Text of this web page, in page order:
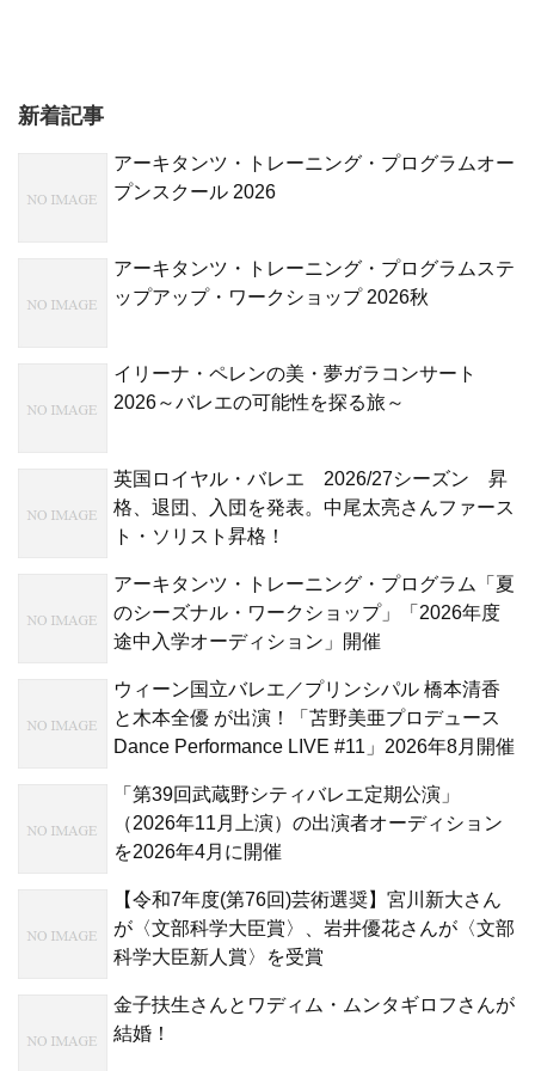
新着記事
アーキタンツ・トレーニング・プログラムオー
プンスクール 2026
アーキタンツ・トレーニング・プログラムステ
ップアップ・ワークショップ 2026秋
イリーナ・ペレンの美・夢ガラコンサート
2026～バレエの可能性を探る旅～
英国ロイヤル・バレエ 2026/27シーズン 昇
格、退団、入団を発表。中尾太亮さんファース
ト・ソリスト昇格！
アーキタンツ・トレーニング・プログラム「夏
のシーズナル・ワークショップ」「2026年度
途中入学オーディション」開催
ウィーン国立バレエ／プリンシパル 橋本清香
と木本全優 が出演！「苫野美亜プロデュース
Dance Performance LIVE #11」2026年8月開催
「第39回武蔵野シティバレエ定期公演」
（2026年11月上演）の出演者オーディション
を2026年4月に開催
【令和7年度(第76回)芸術選奨】宮川新大さん
が〈文部科学大臣賞〉、岩井優花さんが〈文部
科学大臣新人賞〉を受賞
金子扶生さんとワディム・ムンタギロフさんが
結婚！